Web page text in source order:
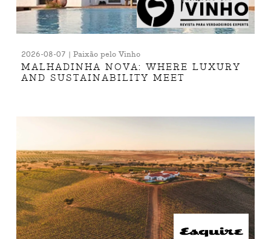
2026-08-07 | Paixão pelo Vinho
MALHADINHA NOVA: WHERE LUXURY
AND SUSTAINABILITY MEET